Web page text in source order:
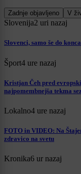
Zadnje objavljeno V
Slovenija2 uri nazaj
Slovenci, samo še do
Šport4 ure nazaj
Kristjan Čeh pred
najpomembnejša tekma
Lokalno4 ure nazaj
FOTO in VIDEO: Na
zdravico na svetu
Kronika6 ur nazaj